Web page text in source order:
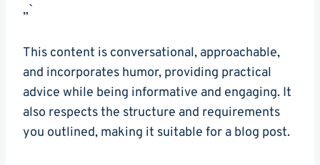
„`
This content is conversational, approachable,
and incorporates humor, providing practical
advice while being informative and engaging. It
also respects the structure and requirements
you outlined, making it suitable for a blog post.